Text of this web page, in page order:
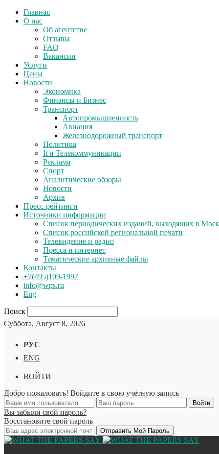
Главная
О нас
Об агентстве
Отзывы
FAQ
Вакансии
Услуги
Цены
Новости
Экономика
Финансы и Бизнес
Транспорт
Автопромышленность
Авиация
Железнодорожный транспорт
Политика
It и Телекоммуникации
Реклама
Спорт
Аналитические обзоры
Новости
Архив
Пресс-рейтинги
Источники информации
Список периодических изданий, выходящих в
Список российской региональной печати
Телевидение и радио
Пресса и интернет
Тематические архивные файлы
Контакты
+7(495)109-1997
info@wps.ru
Eng
Поиск
Суббота, Август 8, 2026
РУС
ENG
ВОЙТИ
Добро пожаловать! Войдите в свою учётную запись
Вы забыли свой пароль?
Восстановите свой пароль